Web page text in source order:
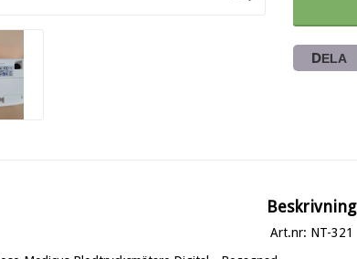
DELA
Beskrivning
Art.nr: NT-321